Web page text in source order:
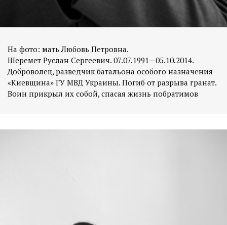
На фото: мать Любовь Петровна.
Шеремет Руслан Сергеевич. 07.07.1991—05.10.2014.
Доброволец, разведчик батальона особого назначения
«Киевщина» ГУ МВД Украины. Погиб от разрыва гранат.